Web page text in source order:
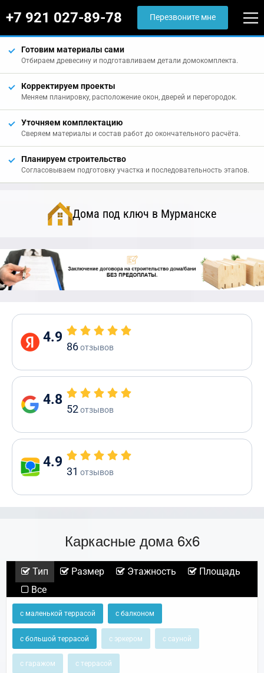
+7 921 027-89-78 Перезвоните мне
Готовим материалы сами
Отбираем древесину и подготавливаем детали домокомплекта.
Корректируем проекты
Меняем планировку, расположение окон, дверей и перегородок.
Уточняем комплектацию
Сверяем материалы и состав работ до окончательного расчёта.
Планируем строительство
Согласовываем подготовку участка и последовательность этапов.
Дома под ключ в Мурманске
4.9
86отзывов
4.8
52отзывов
4.9
31 отзывов
Каркасные дома 6х6
Тип Размер Этажность
Площадь
Все
с маленькой террасой с балконом
с большой террасой с эркером с сауной
с гаражом с террасой